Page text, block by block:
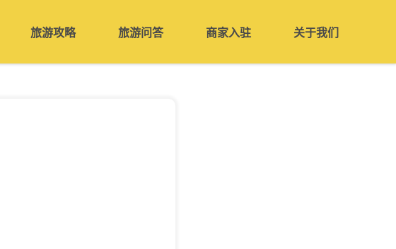
旅游攻略 旅游问答 商家入驻 关于我们